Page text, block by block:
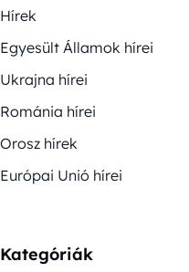
Hírek
Egyesült Államok hírei
Ukrajna hírei
Románia hírei
Orosz hírek
Európai Unió hírei
Kategóriák